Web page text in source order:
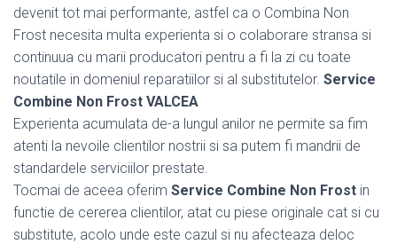
devenit tot mai performante, astfel ca o Combina Non
Frost necesita multa experienta si o colaborare stransa si
continuua cu marii producatori pentru a fi la zi cu toate
noutatile in domeniul reparatiilor si al substitutelor. Service
Combine Non Frost VALCEA
Experienta acumulata de-a lungul anilor ne permite sa fim
atenti la nevoile clientilor nostrii si sa putem fi mandrii de
standardele serviciilor prestate.
Tocmai de aceea oferim Service Combine Non Frost in
functie de cererea clientilor, atat cu piese originale cat si cu
substitute, acolo unde este cazul si nu afecteaza deloc